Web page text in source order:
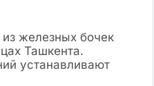
железных бочек
Ташкента.
устанавливают